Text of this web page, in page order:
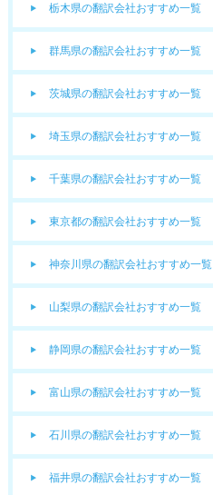
栃木県の翻訳会社おすすめ一覧
群馬県の翻訳会社おすすめ一覧
茨城県の翻訳会社おすすめ一覧
埼玉県の翻訳会社おすすめ一覧
千葉県の翻訳会社おすすめ一覧
東京都の翻訳会社おすすめ一覧
神奈川県の翻訳会社おすすめ一覧
山梨県の翻訳会社おすすめ一覧
静岡県の翻訳会社おすすめ一覧
富山県の翻訳会社おすすめ一覧
石川県の翻訳会社おすすめ一覧
福井県の翻訳会社おすすめ一覧